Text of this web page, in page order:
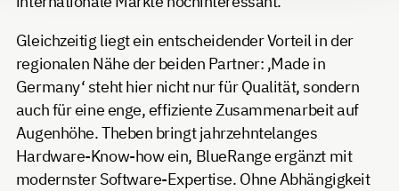
Gleichzeitig liegt ein entscheidender Vorteil in der
regionalen Nähe der beiden Partner: ‚Made in
Germany‘ steht hier nicht nur für Qualität, sondern
auch für eine enge, effiziente Zusammenarbeit auf
Augenhöhe. Theben bringt jahrzehntelanges
Hardware-Know-how ein, BlueRange ergänzt mit
modernster Software-Expertise. Ohne Abhängigkeit